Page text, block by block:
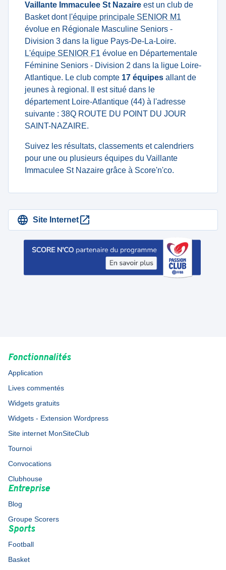
Vaillante Immaculee St Nazaire est un club de
Basket dont l'équipe principale SENIOR M1
évolue en Régionale Masculine Seniors -
Division 3 dans la ligue Pays-De-La-Loire.
L'équipe SENIOR F1 évolue en Départementale
Féminine Seniors - Division 2 dans la ligue Loire-
Atlantique. Le club compte 17 équipes allant de
jeunes à regional. Il est situé dans le
département Loire-Atlantique (44) à l'adresse
suivante : 38Q ROUTE DU POINT DU JOUR
SAINT-NAZAIRE.
Suivez les résultats, classements et calendriers
pour une ou plusieurs équipes du Vaillante
Immaculee St Nazaire grâce à Score'n'co.
Site Internet
Fonctionnalités
Application
Lives commentés
Widgets gratuits
Widgets - Extension Wordpress
Site internet MonSiteClub
Tournoi
Convocations
Clubhouse
Entreprise
Blog
Groupe Scorers
Sports
Football
Basket